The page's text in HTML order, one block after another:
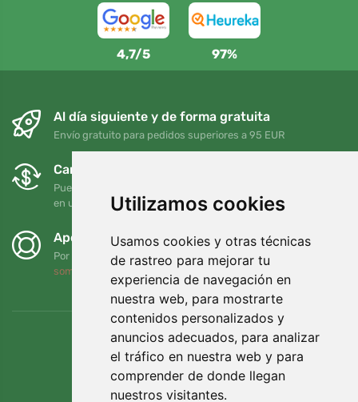
Utilizamos cookies
Usamos cookies y otras técnicas
de rastreo para mejorar tu
experiencia de navegación en
nuestra web, para mostrarte
contenidos personalizados y
anuncios adecuados, para analizar
el tráfico en nuestra web y para
comprender de donde llegan
nuestros visitantes.
4,7/5 97%
Al día siguiente y de forma gratuita
Envío gratuito para pedidos superiores a 95 EUR
Cambios y devoluciones gratuitos
Puede devolver o cambiar su pedido en cualquier momento
en un plazo de 90 días
Apoyamos a Trees.org
Por cada pedido plantamos un árbol. Leer más
somos